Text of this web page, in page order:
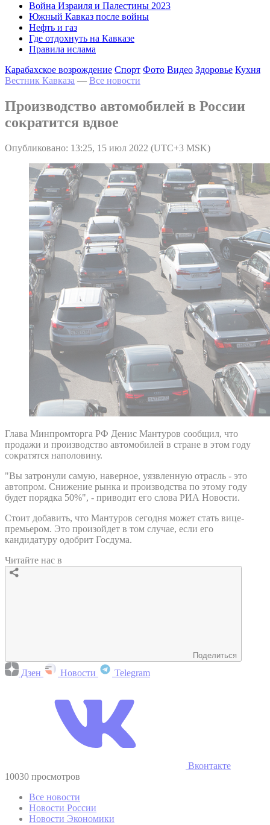
Война Израиля и Палестины 2023
Южный Кавказ после войны
Нефть и газ
Где отдохнуть на Кавказе
Правила ислама
Карабахское возрождение Спорт Фото Видео Здоровье Кухня
Вестник Кавказа — Все новости
Производство автомобилей в России
сократится вдвое
Опубликовано: 13:25, 15 июл 2022 (UTC+3 MSK)
Глава Минпромторга РФ Денис Мантуров сообщил, что
продажи и производство автомобилей в стране в этом году
сократятся наполовину.
"Вы затронули самую, наверное, уязвленную отрасль - это
автопром. Снижение рынка и производства по этому году
будет порядка 50%", - приводит его слова РИА Новости.
Стоит добавить, что Мантуров сегодня может стать вице-
премьером. Это произойдет в том случае, если его
кандидатуру одобрит Госдума.
Читайте нас в
Поделиться
Дзен Новости Telegram
Вконтакте
10030 просмотров
Все новости
Новости России
Новости Экономики